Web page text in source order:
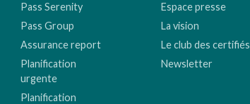
Pass Serenity
Pass Group
Assurance report
Planification
urgente
Planification
Espace presse
La vision
Le club des certifiés
Newsletter